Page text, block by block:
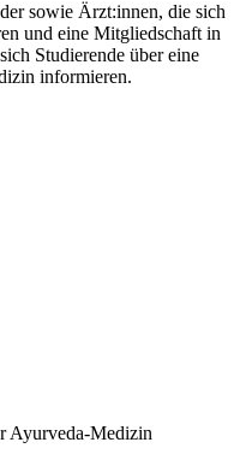
sowie Ärzt:innen, die sich
und eine Mitgliedschaft in
Studierende über eine
informieren.
Ayurveda-Medizin